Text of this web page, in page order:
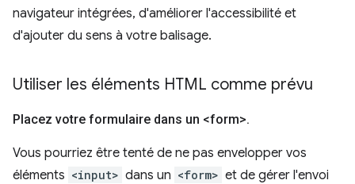
navigateur intégrées, d'améliorer l'accessibilité et
d'ajouter du sens à votre balisage.
Utiliser les éléments HTML comme prévu
Placez votre formulaire dans un <form>.
Vous pourriez être tenté de ne pas envelopper vos
éléments <input> dans un <form> et de gérer l'envoi